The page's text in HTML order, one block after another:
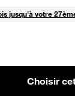
25 € par mois
jusqu'à votre
Choisir